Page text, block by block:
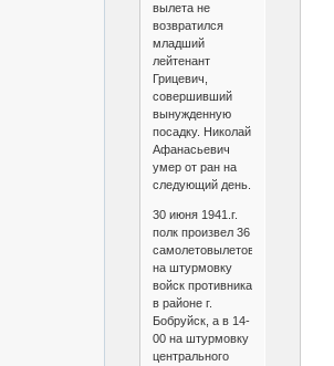
вылета не
возвратился
младший
лейтенант
Грицевич,
совершивший
вынужденную
посадку. Николай
Афанасьевич
умер от ран на
следующий день.
30 июня 1941.г.
полк произвел 36
самолетовылетов
на штурмовку
войск противника
в районе г.
Бобруйск, а в 14-
00 на штурмовку
центрального